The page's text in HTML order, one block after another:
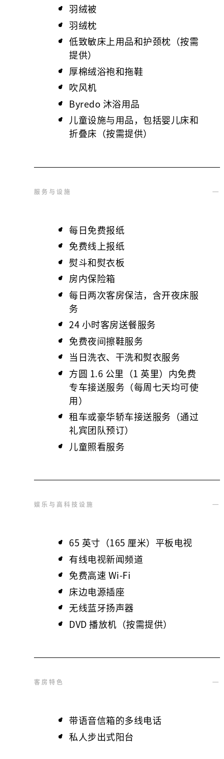
羽绒被
羽绒枕
低致敏床上用品和护颈枕（按需
提供）
厚棉绒浴袍和拖鞋
吹风机
Byredo 沐浴用品
儿童设施与用品，包括婴儿床和
折叠床（按需提供）
服务与设施
每日免费报纸
免费线上报纸
熨斗和熨衣板
房内保险箱
每日两次客房保洁，含开夜床服
务
24 小时客房送餐服务
免费夜间擦鞋服务
当日洗衣、干洗和熨衣服务
方圆 1.6 公里（1 英里）内免费
专车接送服务（每周七天均可使
用）
租车或豪华轿车接送服务（通过
礼宾团队预订）
儿童照看服务
娱乐与高科技设施
65 英寸（165 厘米）平板电视
有线电视新闻频道
免费高速 Wi-Fi
床边电源插座
无线蓝牙扬声器
DVD 播放机（按需提供）
客房特色
带语音信箱的多线电话
私人步出式阳台